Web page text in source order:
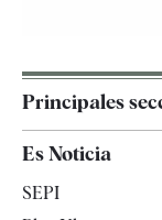
Principales
Es Noticia
SEPI